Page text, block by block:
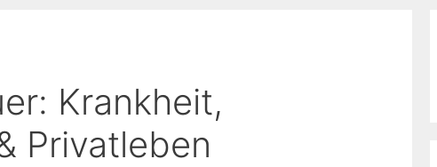
Krankheit,
Privatleben